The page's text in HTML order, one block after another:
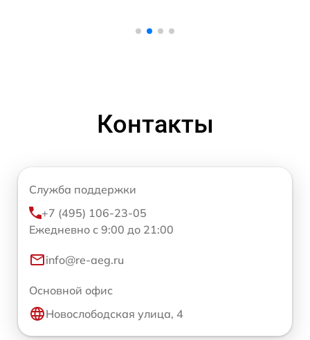
Контакты
Служба поддержки
+7 (495) 106-23-05
Ежедневно с 9:00 до 21:00
info@re-aeg.ru
Основной офис
Новослободская улица, 4